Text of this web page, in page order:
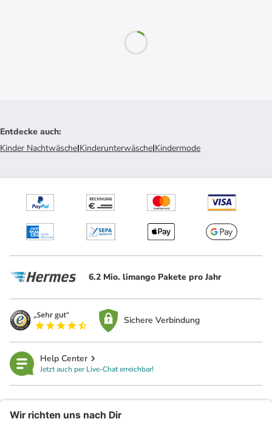
Entdecke auch:
Kinder Nachtwäsche|Kinderunterwäsche|Kindermode
6.2 Mio. limango Pakete pro Jahr
Sichere Verbindung
Help Center
Jetzt auch per Live-Chat erreichbar!